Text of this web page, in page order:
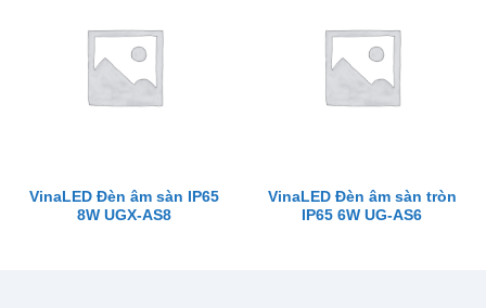
VinaLED Đèn âm sàn IP65
8W UGX-AS8
VinaLED Đèn âm sàn tròn
IP65 6W UG-AS6